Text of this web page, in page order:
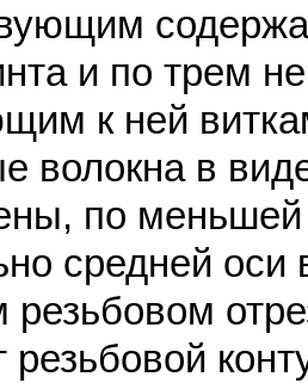
и по трем
к ней
волокна в
по
средней оси
резьбовом
резьбовой